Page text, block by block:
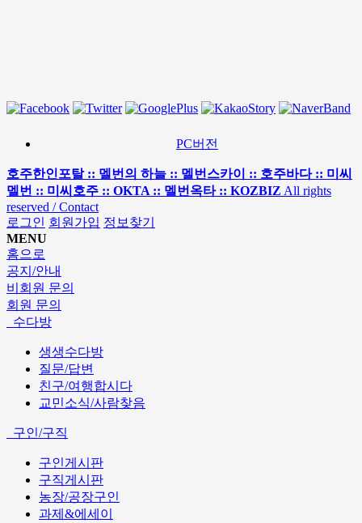
PC버전
호주한인포탈 :: 멜번의 하늘 :: 멜번스카이 :: 호주바다 :: 미씨
멜번 :: 미씨호주 :: OKTA :: 멜번옥타 :: KOZBIZ All rights
reserved / Contact
로그인 회원가입 정보찾기
MENU
홈으로
공지/안내
비회원 문의
회원 문의
수다방
생생수다방
질문/답변
친구/여행합시다
교민소식/사람찾음
구인/구직
구인게시판
구직게시판
농장/공장구인
과제&에세이